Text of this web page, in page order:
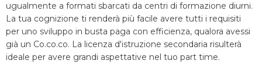
ugualmente a formati sbarcati da centri di formazione diurni.
La tua cognizione ti renderà più facile avere tutti i requisiti
per uno sviluppo in busta paga con efficienza, qualora avessi
già un Co.co.co. La licenza d'istruzione secondaria risulterà
ideale per avere grandi aspettative nel tuo part time.